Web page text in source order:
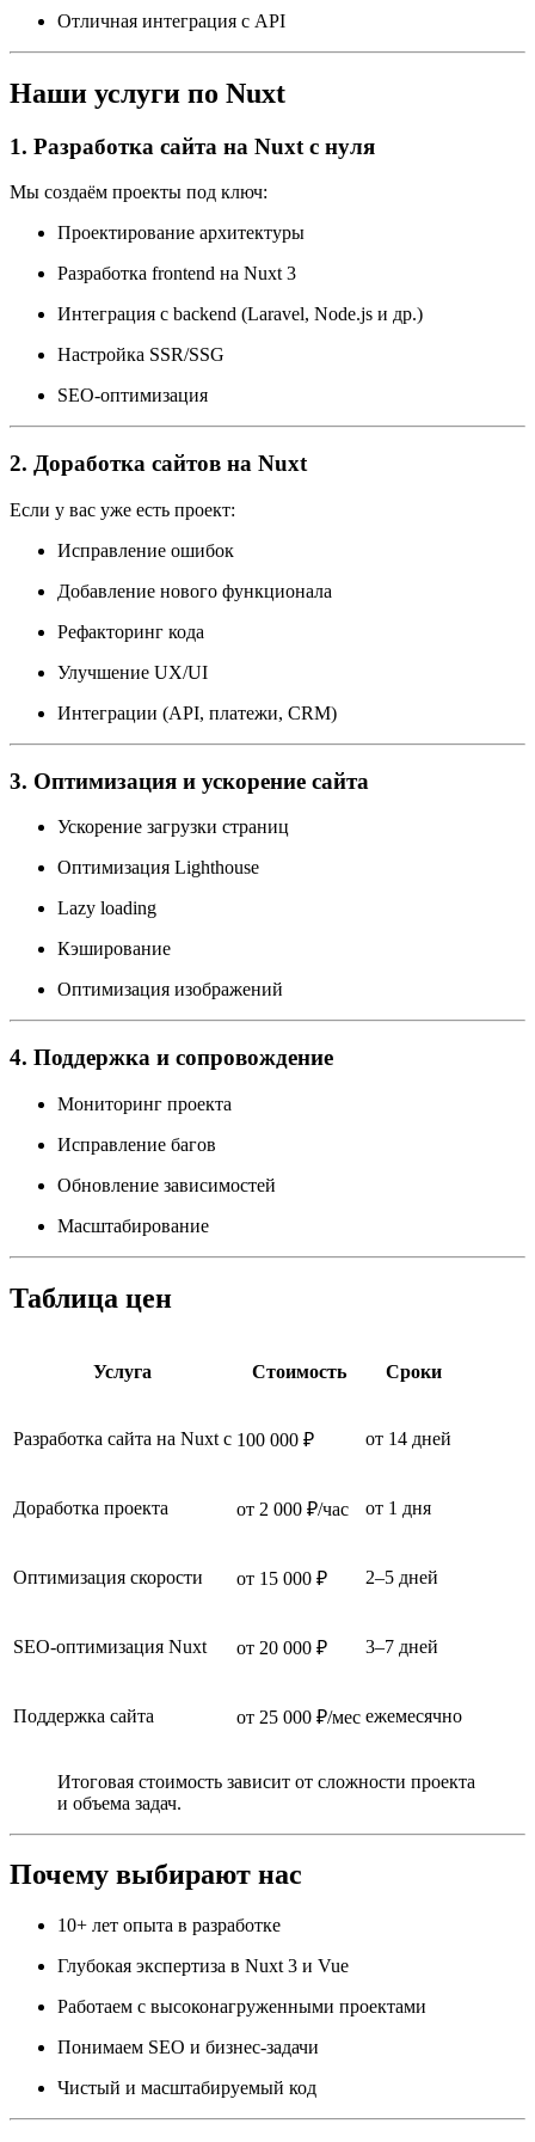
Отличная интеграция с API
Наши услуги по Nuxt
1. Разработка сайта на Nuxt с нуля
Мы создаём проекты под ключ:
Проектирование архитектуры
Разработка frontend на Nuxt 3
Интеграция с backend (Laravel, Node.js и др.)
Настройка SSR/SSG
SEO-оптимизация
2. Доработка сайтов на Nuxt
Если у вас уже есть проект:
Исправление ошибок
Добавление нового функционала
Рефакторинг кода
Улучшение UX/UI
Интеграции (API, платежи, CRM)
3. Оптимизация и ускорение сайта
Ускорение загрузки страниц
Оптимизация Lighthouse
Lazy loading
Кэширование
Оптимизация изображений
4. Поддержка и сопровождение
Мониторинг проекта
Исправление багов
Обновление зависимостей
Масштабирование
Таблица цен
Услуга Стоимость Сроки
Разработка сайта на Nuxt c 100 000 ₽ от 14 дней
Доработка проекта от 2 000 ₽/час от 1 дня
Оптимизация скорости от 15 000 ₽ 2–5 дней
SEO-оптимизация Nuxt от 20 000 ₽ 3–7 дней
Поддержка сайта от 25 000 ₽/мес ежемесячно
Итоговая стоимость зависит от сложности проекта
и объема задач.
Почему выбирают нас
10+ лет опыта в разработке
Глубокая экспертиза в Nuxt 3 и Vue
Работаем с высоконагруженными проектами
Понимаем SEO и бизнес-задачи
Чистый и масштабируемый код